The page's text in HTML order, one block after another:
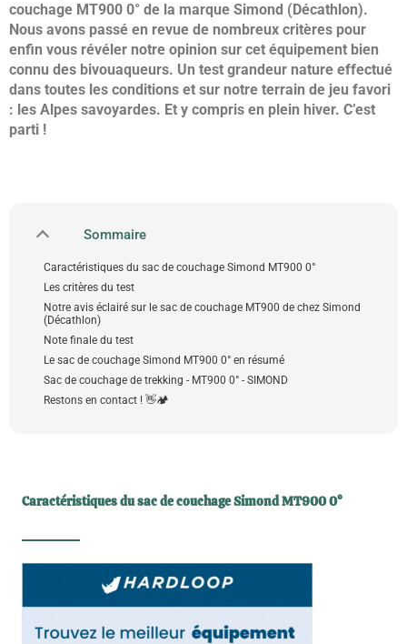
couchage MT900 0° de la marque Simond (Décathlon).
Nous avons passé en revue de nombreux critères pour
enfin vous révéler notre opinion sur cet équipement bien
connu des bivouaqueurs. Un test grandeur nature effectué
dans toutes les conditions et sur notre terrain de jeu favori
: les Alpes savoyardes. Et y compris en plein hiver. C’est
parti !
Sommaire
Caractéristiques du sac de couchage Simond MT900 0°
Les critères du test
Notre avis éclairé sur le sac de couchage MT900 de chez Simond
(Décathlon)
Note finale du test
Le sac de couchage Simond MT900 0° en résumé
Sac de couchage de trekking - MT900 0° - SIMOND
Restons en contact ! 👋🏕️
Caractéristiques du sac de couchage Simond MT900 0°